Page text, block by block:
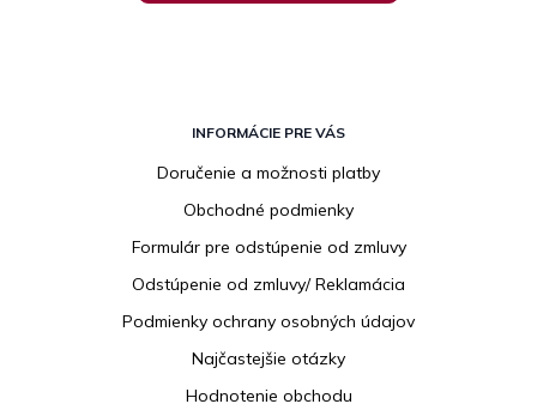
INFORMÁCIE PRE VÁS
Doručenie a možnosti platby
Obchodné podmienky
Formulár pre odstúpenie od zmluvy
Odstúpenie od zmluvy/ Reklamácia
Podmienky ochrany osobných údajov
Najčastejšie otázky
Hodnotenie obchodu